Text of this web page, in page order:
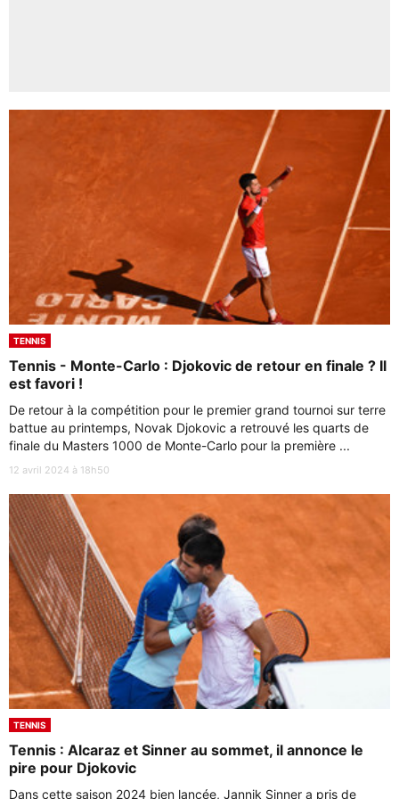
TENNIS
Tennis - Monte-Carlo : Djokovic de retour en finale ? Il
est favori !
De retour à la compétition pour le premier grand tournoi sur terre
battue au printemps, Novak Djokovic a retrouvé les quarts de
finale du Masters 1000 de Monte-Carlo pour la première ...
12 avril 2024 à 18h50
TENNIS
Tennis : Alcaraz et Sinner au sommet, il annonce le
pire pour Djokovic
Dans cette saison 2024 bien lancée, Jannik Sinner a pris de